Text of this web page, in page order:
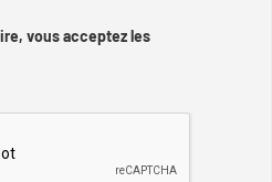
vous acceptez les